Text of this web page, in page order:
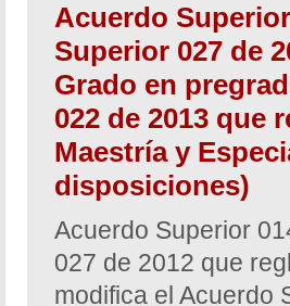
Acuerdo
Superior 027 de
Grado en
022 de 2013 que
Maestría y
disposiciones)
Acuerdo Superior
027 de 2012 que
modifica el Acuerdo